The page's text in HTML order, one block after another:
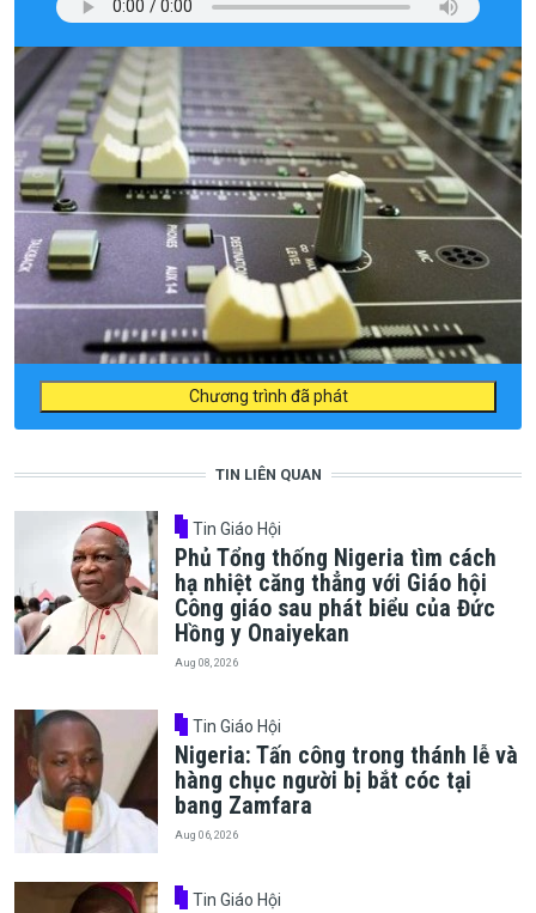
Chương trình đã phát
TIN LIÊN QUAN
Tin Giáo Hội
Phủ Tổng thống Nigeria tìm cách
hạ nhiệt căng thẳng với Giáo hội
Công giáo sau phát biểu của Đức
Hồng y Onaiyekan
Aug 08, 2026
Tin Giáo Hội
Nigeria: Tấn công trong thánh lễ và
hàng chục người bị bắt cóc tại
bang Zamfara
Aug 06, 2026
Tin Giáo Hội